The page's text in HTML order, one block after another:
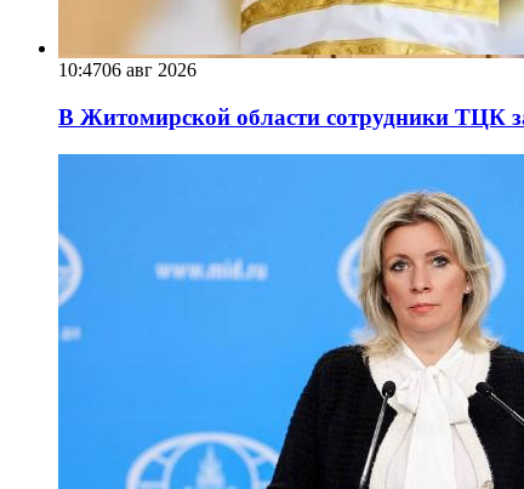
10:4706 авг 2026
В Житомирской области сотрудники ТЦК